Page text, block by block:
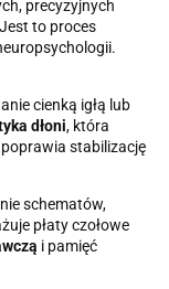
precyzyjnych
to proces
cienką igłą lub
dłoni, która
stabilizację
schematów,
płaty czołowe
i pamięć